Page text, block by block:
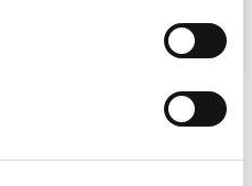
produkty